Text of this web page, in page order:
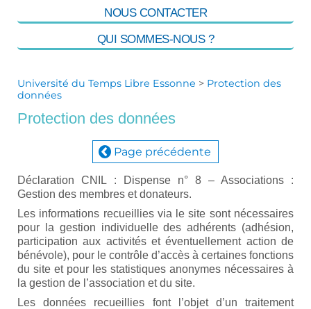
NOUS CONTACTER
QUI SOMMES-NOUS ?
Université du Temps Libre Essonne > Protection des
données
Protection des données
Page précédente
Déclaration CNIL : Dispense n° 8 – Associations :
Gestion des membres et donateurs.
Les informations recueillies via le site sont nécessaires
pour la gestion individuelle des adhérents (adhésion,
participation aux activités et éventuellement action de
bénévole), pour le contrôle d’accès à certaines fonctions
du site et pour les statistiques anonymes nécessaires à
la gestion de l’association et du site.
Les données recueillies font l’objet d’un traitement